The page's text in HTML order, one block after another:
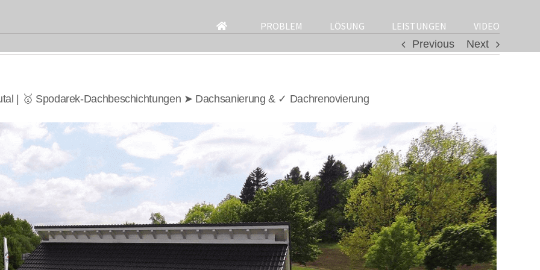
for:
PROBLEM LÖSUNG LEISTUNGEN
VIDEO
Previous
Next
| 🥇 Spodarek-Dachbeschichtungen ➤ Dachsanierung & ✓ Dachrenovierung